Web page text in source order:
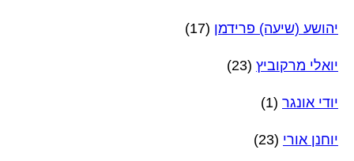
יהושע (שיעה) פרידמן (17)
יואלי מרקוביץ (23)
יודי אונגר (1)
יוחנן אורי (23)